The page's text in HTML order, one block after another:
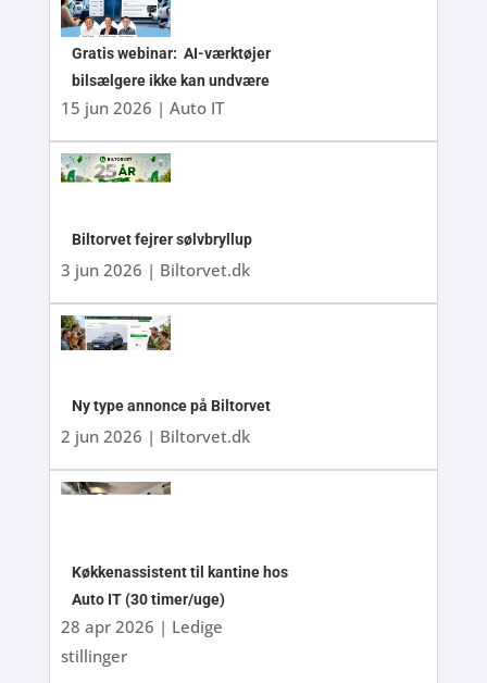
Gratis webinar: AI-værktøjer
bilsælgere ikke kan undvære
15 jun 2026 | Auto IT
Biltorvet fejrer sølvbryllup
3 jun 2026 | Biltorvet.dk
Ny type annonce på Biltorvet
2 jun 2026 | Biltorvet.dk
Køkkenassistent til kantine hos
Auto IT (30 timer/uge)
28 apr 2026 | Ledige
stillinger